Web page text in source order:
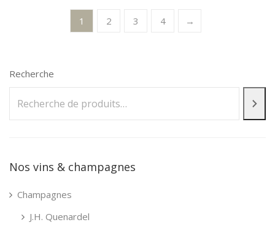
€ 22,00
options
être
la
du
1 2 3 4 →
Recherche
Nos vins & champagnes
Champagnes
J.H. Quenardel